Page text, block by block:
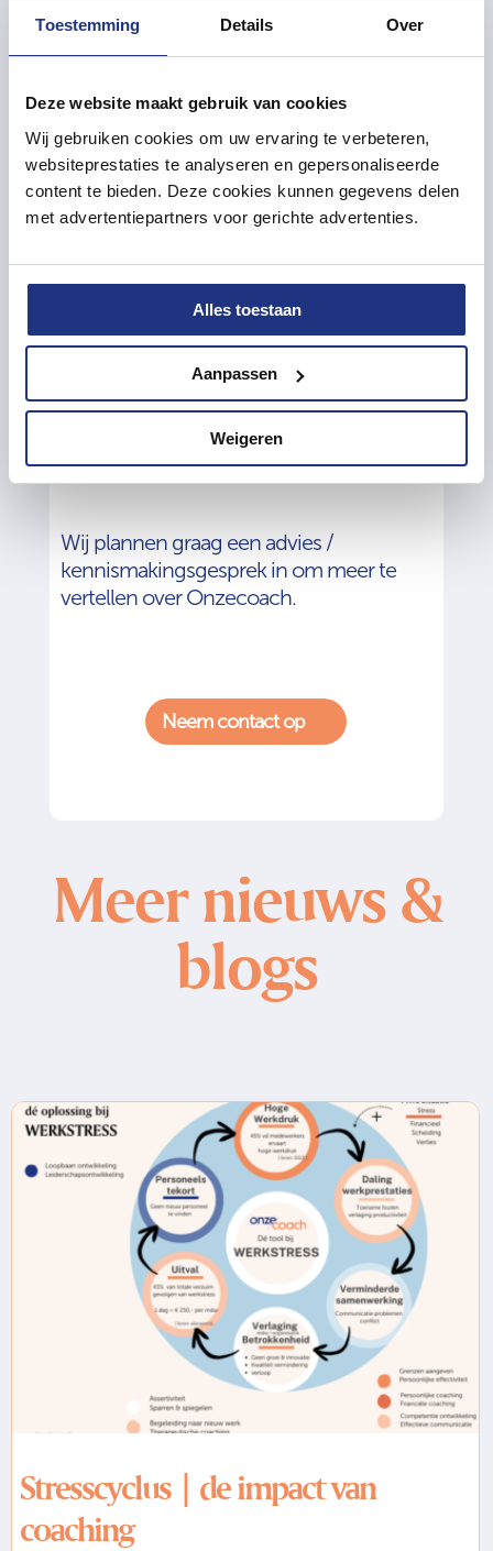
Toestemming Details Over
Deze website maakt gebruik van cookies
Wij gebruiken cookies om uw ervaring te verbeteren,
websiteprestaties te analyseren en gepersonaliseerde
content te bieden. Deze cookies kunnen gegevens delen
met advertentiepartners voor gerichte advertenties.
Alles toestaan
Aanpassen
Weigeren
Meer weten over de mogelijkheden?
Wij plannen graag een advies /
kennismakingsgesprek in om meer te
vertellen over Onzecoach.
Neem contact op
Meer nieuws &
blogs
Stresscyclus | de impact van
coaching